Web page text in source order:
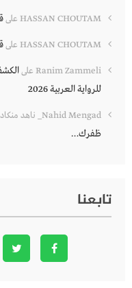
HASSAN CHOUTAM على
HASSAN CHOUTAM على
Ranim Zammeli على
للرواية العربية 2026
Nahid Mengad_ ناهد منكاد
ظفرك…
تابعنا